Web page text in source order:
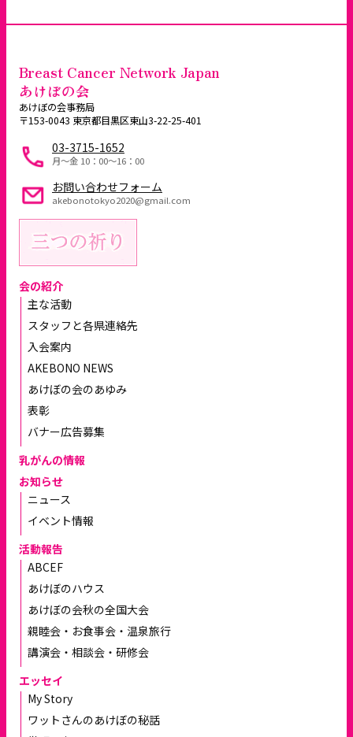
Breast Cancer Network Japan
あけぼの会
あけぼの会事務局
〒153-0043 東京都目黒区東山3-22-25-401
03-3715-1652
月～金 10：00〜16：00
お問い合わせフォーム
akebonotokyo2020@gmail.com
会の紹介
主な活動
スタッフと各県連絡先
入会案内
AKEBONO NEWS
あけぼの会のあゆみ
表彰
バナー広告募集
乳がんの情報
お知らせ
ニュース
イベント情報
活動報告
ABCEF
あけぼのハウス
あけぼの会秋の全国大会
親睦会・お食事会・温泉旅行
講演会・相談会・研修会
エッセイ
My Story
ワットさんのあけぼの秘話